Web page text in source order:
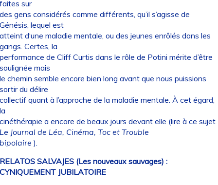
sur
gens considérés comme différents, qu’il s’agisse de
lequel est
d‘une maladie mentale, ou des jeunes enrôlés dans les
Certes, la
de Cliff Curtis dans le rôle de Potini mérite d’être
mais
chemin semble encore bien long avant que nous puissions
du délire
quant à l’approche de la maladie mentale. À cet égard,
a encore de beaux jours devant elle (lire à ce sujet
Journal de Léa, Cinéma, Toc et Trouble
).
SALVAJES (Les nouveaux sauvages) :
JUBILATOIRE